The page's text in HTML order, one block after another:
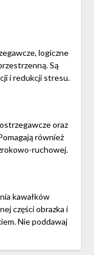
logiczne
Są
i redukcji stresu.
oraz
również
ruchowej.
kawałków
części obrazka i
Nie poddawaj